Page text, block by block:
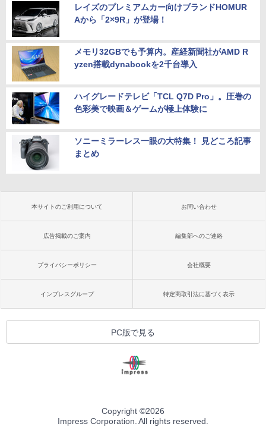
レイズのプレミアムカー向けブランドHOMUR
Aから「2×9R」が登場！
メモリ32GBでも予算内。産経新聞社がAMD R
yzen搭載dynabookを2千台導入
ハイグレードテレビ「TCL Q7D Pro」。圧巻の
色彩美で映画＆ゲームが極上体験に
ソニーミラーレス一眼の大特集！ 見どころ記事
まとめ
本サイトのご利用について お問い合わせ
広告掲載のご案内 編集部へのご連絡
プライバシーポリシー 会社概要
インプレスグループ 特定商取引法に基づく表示
PC版で見る
Copyright ©2026
Impress Corporation. All rights reserved.